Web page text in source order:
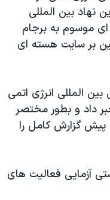
نهاد بین المللی
ای موسوم به برجام
بر سایت هسته ای
المللی انرژی اتمی
داد و بطور مختصر
گزارش کامل را
آزمایی فعالیت های